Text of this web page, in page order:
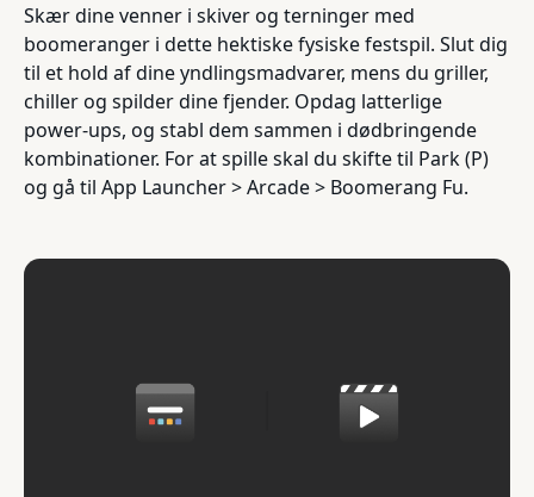
Skær dine venner i skiver og terninger med
boomeranger i dette hektiske fysiske festspil. Slut dig
til et hold af dine yndlingsmadvarer, mens du griller,
chiller og spilder dine fjender. Opdag latterlige
power-ups, og stabl dem sammen i dødbringende
kombinationer. For at spille skal du skifte til Park (P)
og gå til App Launcher > Arcade > Boomerang Fu.